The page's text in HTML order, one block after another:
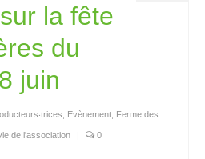
la fête
du
juin
Evènement Ferme des
de l'association 0